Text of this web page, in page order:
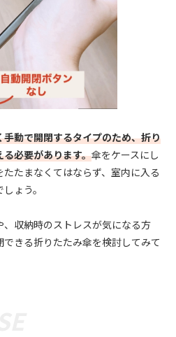
動で開閉するタイプのため、折り
必要があります。傘をケースにし
たまなくてはならず、室内に入る
ょう。
収納時のストレスが気になる方
きる折りたたみ傘を検討してみて